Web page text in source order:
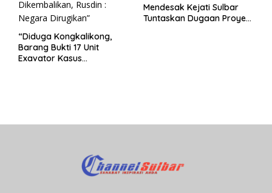
“Diduga Kongkalikong,
Barang Bukti 17 Unit
Exavator Kasus
Mendesak Kejati Sulbar
Tuntaskan Dugaan Proyek